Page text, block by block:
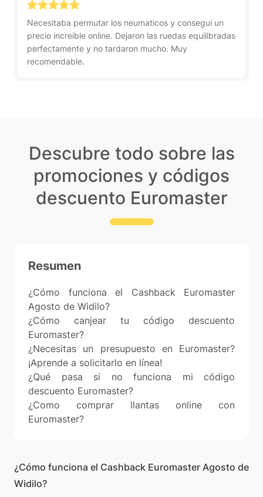
Necesitaba permutar los neumaticos y consegui un
precio increible online. Dejaron las ruedas equilibradas
perfectamente y no tardaron mucho. Muy
recomendable.
Descubre todo sobre las
promociones y códigos
descuento Euromaster
Resumen
¿Cómo funciona el Cashback Euromaster
Agosto de Widilo?
¿Cómo canjear tu código descuento
Euromaster?
¿Necesitas un presupuesto en Euromaster?
¡Aprende a solicitarlo en línea!
¿Qué pasa si no funciona mi código
descuento Euromaster?
¿Como comprar llantas online con
Euromaster?
¿Cómo funciona el Cashback Euromaster Agosto de
Widilo?